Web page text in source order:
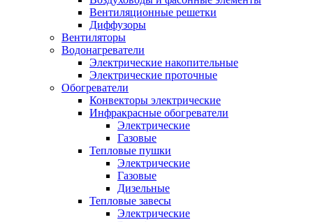
Вентиляционные решетки
Диффузоры
Вентиляторы
Водонагреватели
Электрические накопительные
Электрические проточные
Обогреватели
Конвекторы электрические
Инфракрасные обогреватели
Электрические
Газовые
Тепловые пушки
Электрические
Газовые
Дизельные
Тепловые завесы
Электрические